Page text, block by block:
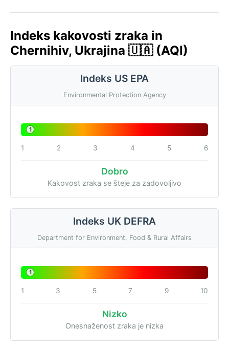
Indeks kakovosti zraka in
Chernihiv, Ukrajina 🇺🇦 (AQI)
Indeks US EPA
Environmental Protection Agency
1
1 2 3 4 5 6
Dobro
Kakovost zraka se šteje za zadovoljivo
Indeks UK DEFRA
Department for Environment, Food & Rural Affairs
1
1 3 5 7 9 10
Nizko
Onesnaženost zraka je nizka